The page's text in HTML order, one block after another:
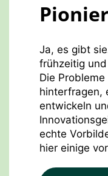
Ja, es gibt
frühzeitig
Die
hinterfragen,
entwickeln
echte
hier einige